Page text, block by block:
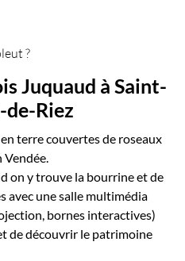
?
Juquaud à Saint-
Riez
terre couvertes de roseaux
on y trouve la bourrine et de
avec une salle multimédia
bornes interactives)
de découvrir le patrimoine